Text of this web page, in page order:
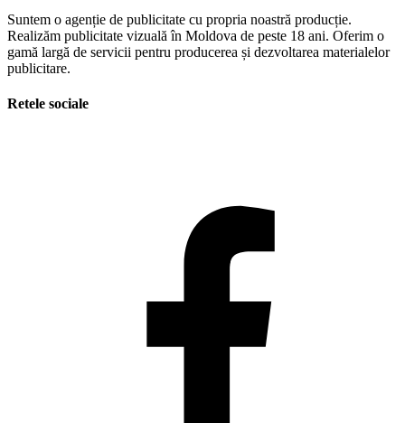
Suntem o agenție de publicitate cu propria noastră producție.
Realizăm publicitate vizuală în Moldova de peste 18 ani. Oferim o
gamă largă de servicii pentru producerea și dezvoltarea materialelor
publicitare.
Retele sociale